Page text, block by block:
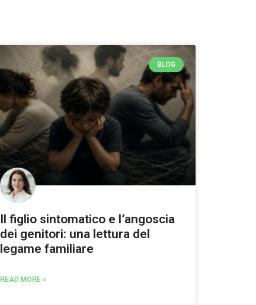
BLOG
Il figlio sintomatico e l’angoscia
dei genitori: una lettura del
legame familiare
READ MORE »